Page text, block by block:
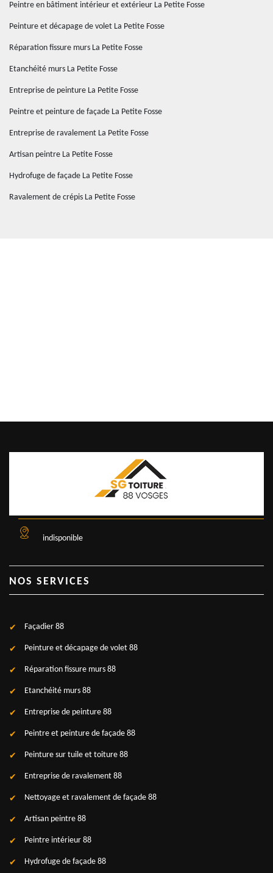
Peintre en bâtiment intérieur et extérieur La Petite Fosse
Peinture et décapage de volet La Petite Fosse
Réparation fissure murs La Petite Fosse
Etanchéité murs La Petite Fosse
Entreprise de peinture La Petite Fosse
Peintre et peinture de façade La Petite Fosse
Entreprise de ravalement La Petite Fosse
Artisan peintre La Petite Fosse
Hydrofuge de façade La Petite Fosse
Ravalement de crépis La Petite Fosse
indisponible
NOS SERVICES
Façadier 88
Peinture et décapage de volet 88
Réparation fissure murs 88
Etanchéité murs 88
Entreprise de peinture 88
Peintre et peinture de façade 88
Peinture sur tuile et toiture 88
Entreprise de ravalement 88
Nettoyage et ravalement de façade 88
Artisan peintre 88
Peintre intérieur 88
Hydrofuge de façade 88